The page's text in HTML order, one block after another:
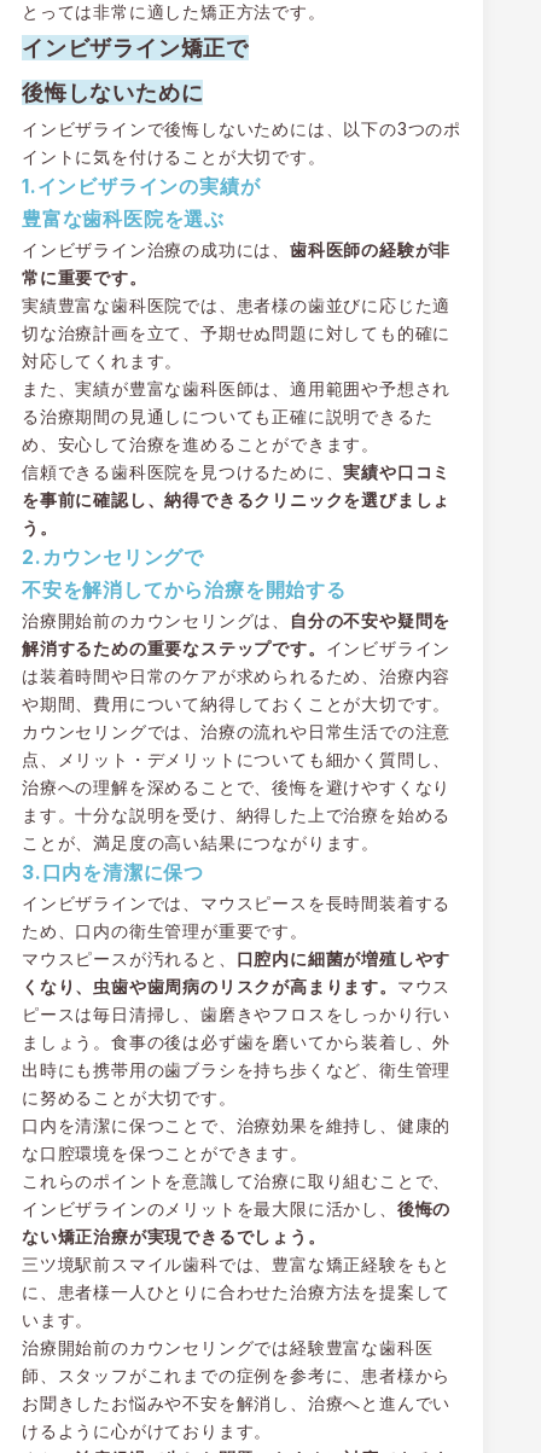
とっては非常に適した矯正方法です。
インビザライン矯正で
後悔しないために
インビザラインで後悔しないためには、以下の3つのポ
イントに気を付けることが大切です。
1.インビザラインの実績が
豊富な歯科医院を選ぶ
インビザライン治療の成功には、 歯科医師の経験が非
常に重要です。
実績豊富な歯科医院では、患者様の歯並びに応じた適
切な治療計画を立て、予期せぬ問題に対しても的確に
対応してくれます。
また、実績が豊富な歯科医師は、適用範囲や予想され
る治療期間の見通しについても正確に説明できるた
め、安心して治療を進めることができます。
信頼できる歯科医院を見つけるために、実績や口コミ
を事前に確認し、納得できるクリニックを選びましょ
う。
2.カウンセリングで
不安を解消してから治療を開始する
治療開始前のカウンセリングは、
自分の不安や疑問を
解消するための重要なステップです。 インビザライン
は装着時間や日常のケアが求められるため、治療内容
や期間、費用について納得しておくことが大切です。
カウンセリングでは、治療の流れや日常生活での注意
点、メリット・デメリットについても細かく質問し、
治療への理解を深めることで、後悔を避けやすくなり
ます。十分な説明を受け、納得した上で治療を始める
ことが、満足度の高い結果につながります。
3.口内を清潔に保つ
インビザラインでは、マウスピースを長時間装着する
ため、口内の衛生管理が重要です。
マウスピースが汚れると、 口腔内に細菌が増殖しやす
くなり、虫歯や歯周病のリスクが高まります。 マウス
ピースは毎日清掃し、歯磨きやフロスをしっかり行い
ましょう。食事の後は必ず歯を磨いてから装着し、外
出時にも携帯用の歯ブラシを持ち歩くなど、衛生管理
に努めることが大切です。
口内を清潔に保つことで、治療効果を維持し、健康的
な口腔環境を保つことができます。
これらのポイントを意識して治療に取り組むことで、
インビザラインのメリットを最大限に活かし、 後悔の
ない矯正治療が実現できるでしょう。
三ツ境駅前スマイル歯科では、豊富な矯正経験をもと
に、患者様一人ひとりに合わせた治療方法を提案して
います。
治療開始前のカウンセリングでは経験豊富な歯科医
師、スタッフがこれまでの症例を参考に、患者様から
お聞きしたお悩みや不安を解消し、治療へと進んでい
けるように心がけております。